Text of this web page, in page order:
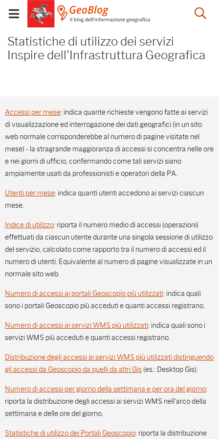
Skip to Main Content
Visualizza/chiudi
menu
mobile
Statistiche di utilizzo
Statistiche di utilizzo dei servizi
Inspire dell'Infrastruttura Geografica
Accessi per mese: indica quante richieste vengono fatte ai servizi
di visualizzazione ed interrogazione dei dati geografici (in un sito
web normale corrisponderebbe al numero di pagine visitate nel
mese) - la stragrande maggioranza di accessi si concentra nelle ore
e nei giorni di ufficio, confermando come tali servizi siano
ampiamente usati da professionisti e operatori della PA.
Utenti per mese: indica quanti utenti accedono ai servizi ciascun
mese.
Indice di utilizzo: riporta il numero medio di accessi (operazioni)
effettuati da ciascun utente durante una singola sessione di utilizzo
del servizio, calcolato come rapporto tra il numero di accessi ed il
numero di utenti. Equivalente al numero di pagine visualizzate in un
normale sito web.
Numero di accessi ai portali Geoscopio più utilizzati: indica quali
sono i portali Geoscopio più acceduti e quanti accessi registrano.
Numero di accessi ai servizi WMS più utilizzati: indica quali sono i
servizi WMS più acceduti e quanti accessi registrano.
Distribuzione degli accessi ai servizi WMS più utilizzati distinguendo
gli accessi da Geoscopio da quelli da altri Gis (es.: Desktop Gis).
Numero di accessi per giorno della settimana e per ora del giorno:
riporta la distribuzione degli accessi ai servizi WMS nell'arco della
settimana e delle ore del giorno.
Statistiche di utilizzo dei Portali Geoscopio: riporta la distribuzione